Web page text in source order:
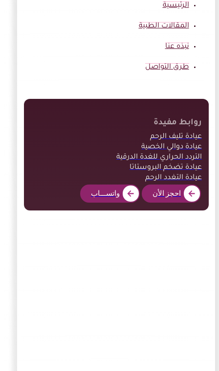
الرئيسية
المقالات الطبية
نبذه عنا
طرق التواصل
روابط مفيدة
عيادة تليف الرحم
عيادة دوالي الخصية
التردد الحراري للغدة الدرقية
عيادة تضخم البروستاتا
عيادة التغدد الرحم
احجز الأن واتســـاب